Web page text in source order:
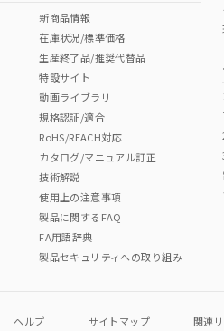
新商品情報
在庫状況/標準価格
生産終了品/推奨代替品
特設サイト
動画ライブラリ
規格認証/適合
RoHS/REACH対応
カタログ/マニュアル訂正
技術解説
使用上の注意事項
製品に関するFAQ
FA用語辞典
製品セキュリティへの取り組み
ヘルプ サイトマップ 関連